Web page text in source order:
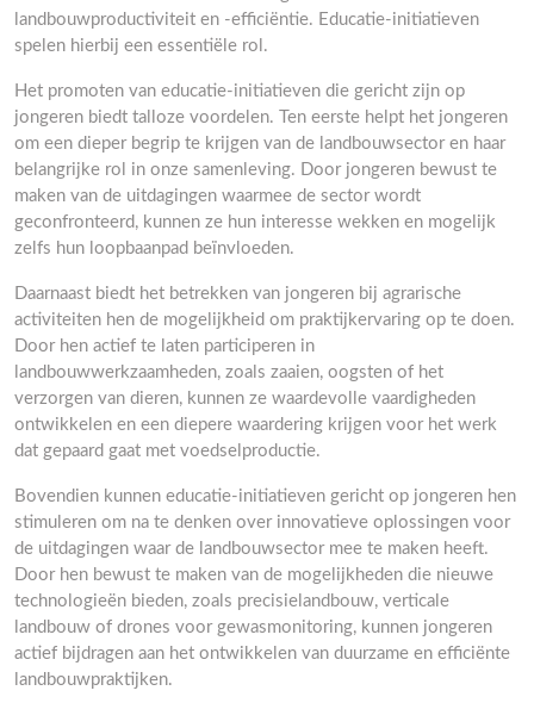
landbouwproductiviteit en -efficiëntie. Educatie-initiatieven
spelen hierbij een essentiële rol.
Het promoten van educatie-initiatieven die gericht zijn op
jongeren biedt talloze voordelen. Ten eerste helpt het jongeren
om een dieper begrip te krijgen van de landbouwsector en haar
belangrijke rol in onze samenleving. Door jongeren bewust te
maken van de uitdagingen waarmee de sector wordt
geconfronteerd, kunnen ze hun interesse wekken en mogelijk
zelfs hun loopbaanpad beïnvloeden.
Daarnaast biedt het betrekken van jongeren bij agrarische
activiteiten hen de mogelijkheid om praktijkervaring op te doen.
Door hen actief te laten participeren in
landbouwwerkzaamheden, zoals zaaien, oogsten of het
verzorgen van dieren, kunnen ze waardevolle vaardigheden
ontwikkelen en een diepere waardering krijgen voor het werk
dat gepaard gaat met voedselproductie.
Bovendien kunnen educatie-initiatieven gericht op jongeren hen
stimuleren om na te denken over innovatieve oplossingen voor
de uitdagingen waar de landbouwsector mee te maken heeft.
Door hen bewust te maken van de mogelijkheden die nieuwe
technologieën bieden, zoals precisielandbouw, verticale
landbouw of drones voor gewasmonitoring, kunnen jongeren
actief bijdragen aan het ontwikkelen van duurzame en efficiënte
landbouwpraktijken.